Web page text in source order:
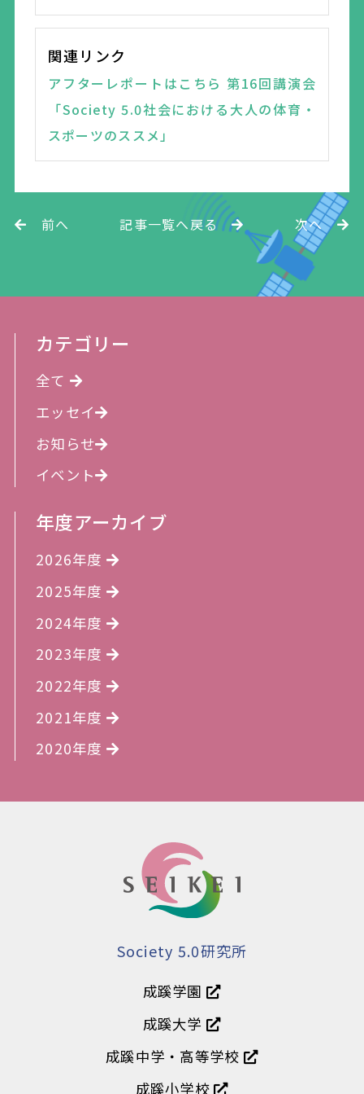
関連リンク
アフターレポートはこちら 第16回講演会
「Society 5.0社会における大人の体育・
スポーツのススメ」
前へ 記事一覧へ戻る 次へ
カテゴリー
全て
エッセイ
お知らせ
イベント
年度アーカイブ
2026年度
2025年度
2024年度
2023年度
2022年度
2021年度
2020年度
Society 5.0研究所
成蹊学園
成蹊大学
成蹊中学・高等学校
成蹊小学校